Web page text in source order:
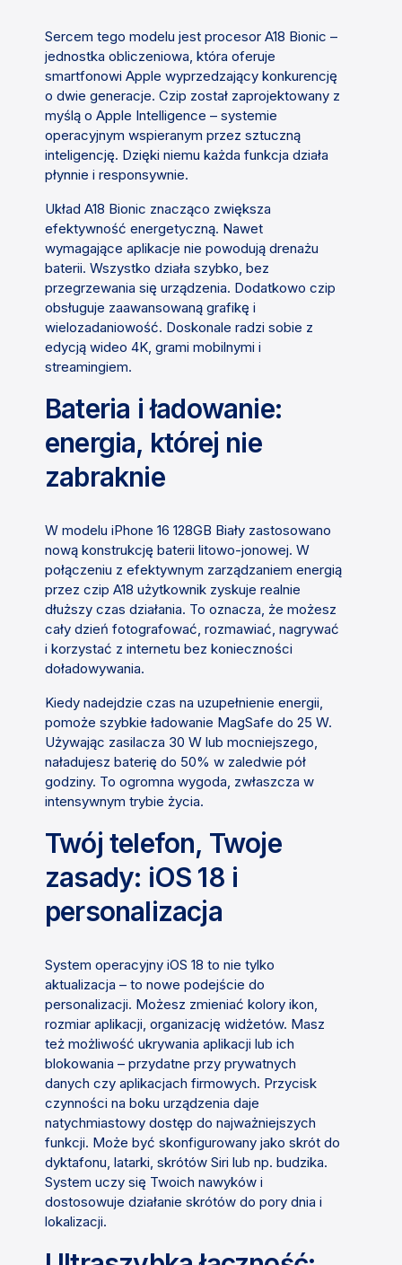
Sercem tego modelu jest procesor A18 Bionic –
jednostka obliczeniowa, która oferuje
smartfonowi Apple wyprzedzający konkurencję
o dwie generacje. Czip został zaprojektowany z
myślą o Apple Intelligence – systemie
operacyjnym wspieranym przez sztuczną
inteligencję. Dzięki niemu każda funkcja działa
płynnie i responsywnie.
Układ A18 Bionic znacząco zwiększa
efektywność energetyczną. Nawet
wymagające aplikacje nie powodują drenażu
baterii. Wszystko działa szybko, bez
przegrzewania się urządzenia. Dodatkowo czip
obsługuje zaawansowaną grafikę i
wielozadaniowość. Doskonale radzi sobie z
edycją wideo 4K, grami mobilnymi i
streamingiem.
Bateria i ładowanie:
energia, której nie
zabraknie
W modelu iPhone 16 128GB Biały zastosowano
nową konstrukcję baterii litowo-jonowej. W
połączeniu z efektywnym zarządzaniem energią
przez czip A18 użytkownik zyskuje realnie
dłuższy czas działania. To oznacza, że możesz
cały dzień fotografować, rozmawiać, nagrywać
i korzystać z internetu bez konieczności
doładowywania.
Kiedy nadejdzie czas na uzupełnienie energii,
pomoże szybkie ładowanie MagSafe do 25 W.
Używając zasilacza 30 W lub mocniejszego,
naładujesz baterię do 50% w zaledwie pół
godziny. To ogromna wygoda, zwłaszcza w
intensywnym trybie życia.
Twój telefon, Twoje
zasady: iOS 18 i
personalizacja
System operacyjny iOS 18 to nie tylko
aktualizacja – to nowe podejście do
personalizacji. Możesz zmieniać kolory ikon,
rozmiar aplikacji, organizację widżetów. Masz
też możliwość ukrywania aplikacji lub ich
blokowania – przydatne przy prywatnych
danych czy aplikacjach firmowych. Przycisk
czynności na boku urządzenia daje
natychmiastowy dostęp do najważniejszych
funkcji. Może być skonfigurowany jako skrót do
dyktafonu, latarki, skrótów Siri lub np. budzika.
System uczy się Twoich nawyków i
dostosowuje działanie skrótów do pory dnia i
lokalizacji.